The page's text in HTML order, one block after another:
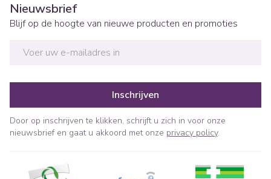
Nieuwsbrief
Blijf op de hoogte van nieuwe producten en promoties
Inschrijven
Door op inschrijven te klikken, schrijft u zich in voor onze
nieuwsbrief en gaat u akkoord met onze privacy policy.